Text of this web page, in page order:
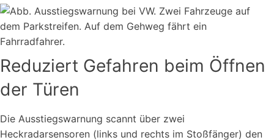
Reduziert Gefahren beim Öffnen
der Türen
Die Ausstiegswarnung scannt über zwei
Heckradarsensoren (links und rechts im Stoßfänger) den